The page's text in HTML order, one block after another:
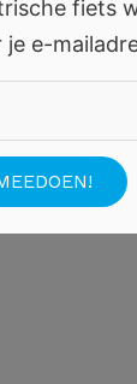
fiets
je e-